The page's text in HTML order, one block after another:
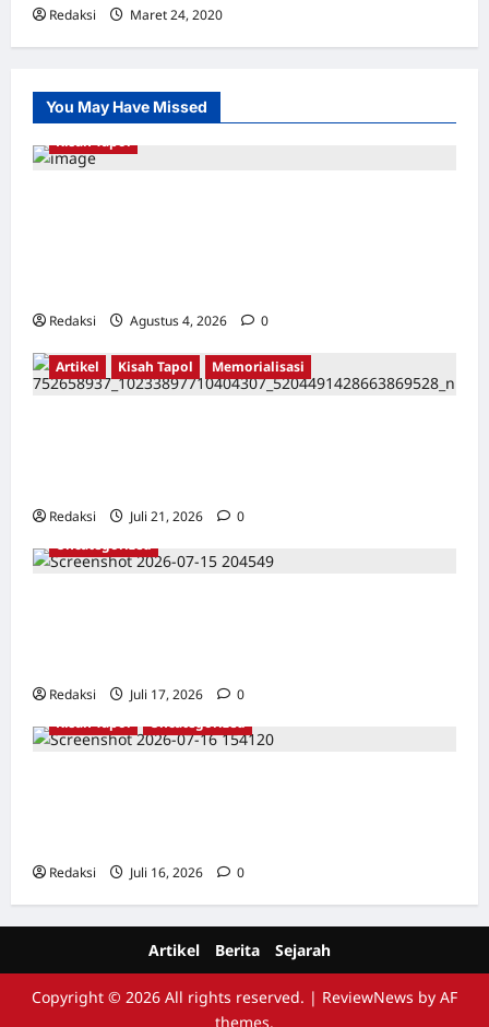
Redaksi Maret 24, 2020
You May Have Missed
Kisah Tapol
Redaksi Agustus 4, 2026 0
Artikel Kisah Tapol Memorialisasi
Redaksi Juli 21, 2026
0
Uncategorized
Redaksi Juli 17, 2026
0
Kisah Tapol
Uncategorized
Redaksi Juli 16, 2026 0
Artikel Berita Sejarah
Copyright © 2026 All rights reserved. | ReviewNews by AF
themes.